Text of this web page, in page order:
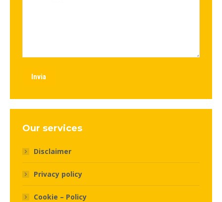
Invia
Our services
Disclaimer
Privacy policy
Cookie – Policy